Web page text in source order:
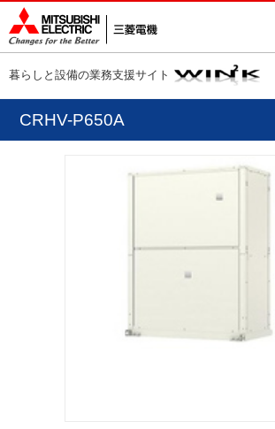
暮らしと設備の業務支援サイト
CRHV-P650A